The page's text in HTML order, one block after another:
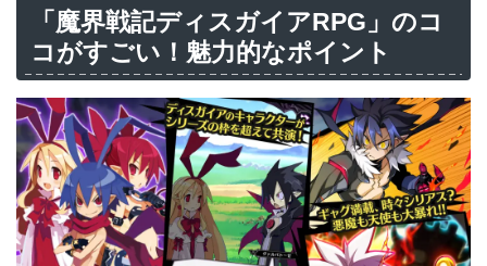
「魔界戦記ディスガイアRPG」のコ
コがすごい！魅力的なポイント